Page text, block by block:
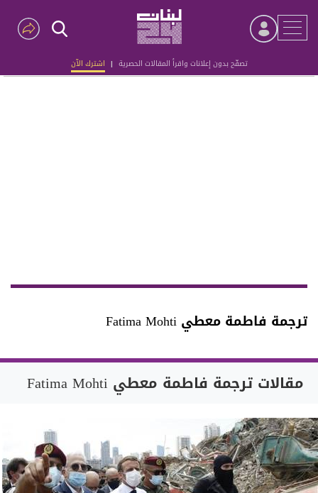
تصفّح بدون إعلانات واقرأ المقالات الحصرية | اشترك الآن
Advertisement
ترجمة فاطمة معطي Fatima Mohti
مقالات ترجمة فاطمة معطي Fatima Mohti